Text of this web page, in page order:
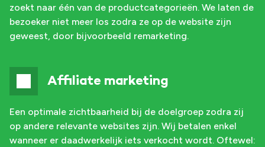
zoekt naar één van de productcategorieën. We laten de
bezoeker niet meer los zodra ze op de website zijn
geweest, door bijvoorbeeld remarketing.
Affiliate marketing
Een optimale zichtbaarheid bij de doelgroep zodra zij
op andere relevante websites zijn. Wij betalen enkel
wanneer er daadwerkelijk iets verkocht wordt. Oftewel: